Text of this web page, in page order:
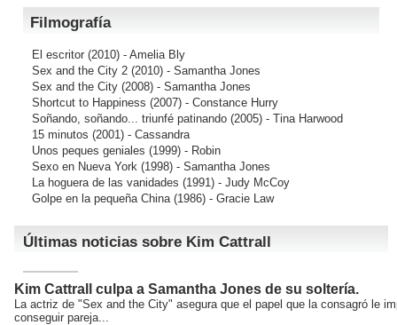
Filmografía
El escritor (2010) - Amelia Bly
Sex and the City 2 (2010) - Samantha Jones
Sex and the City (2008) - Samantha Jones
Shortcut to Happiness (2007) - Constance Hurry
Soñando, soñando... triunfé patinando (2005) - Tina Harwood
15 minutos (2001) - Cassandra
Unos peques geniales (1999) - Robin
Sexo en Nueva York (1998) - Samantha Jones
La hoguera de las vanidades (1991) - Judy McCoy
Golpe en la pequeña China(1986) - Gracie Law
Últimas noticias sobre Kim Cattrall
Kim Cattrall culpa a Samantha Jones de su soltería.
La actriz de "Sex and the City" asegura que el papel que la consagró le
conseguir pareja...